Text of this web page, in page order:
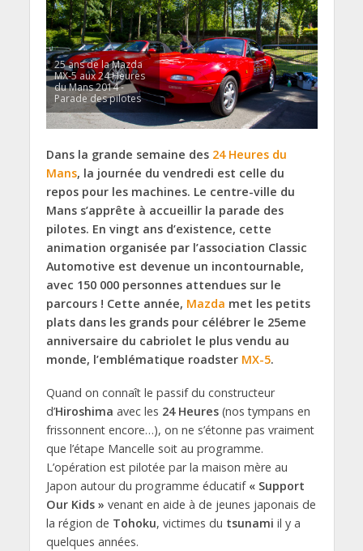
25 ans de la Mazda
MX-5 aux 24 Heures
du Mans 2014 -
Parade des pilotes
Dans la grande semaine des 24 Heures du
Mans, la journée du vendredi est celle du
repos pour les machines. Le centre-ville du
Mans s’apprête à accueillir la parade des
pilotes. En vingt ans d’existence, cette
animation organisée par l’association Classic
Automotive est devenue un incontournable,
avec 150 000 personnes attendues sur le
parcours ! Cette année, Mazda met les petits
plats dans les grands pour célébrer le 25eme
anniversaire du cabriolet le plus vendu au
monde, l’emblématique roadster MX-5.
Quand on connaît le passif du constructeur
d’Hiroshima avec les 24 Heures(nos tympans en
frissonnent encore…), on ne s’étonne pas vraiment
que l’étape Mancelle soit au programme.
L’opération est pilotée par la maison mère au
Japon autour du programme éducatif « Support
Our Kids » venant en aide à de jeunes japonais de
la région de Tohoku, victimes du tsunami il y a
quelques années.